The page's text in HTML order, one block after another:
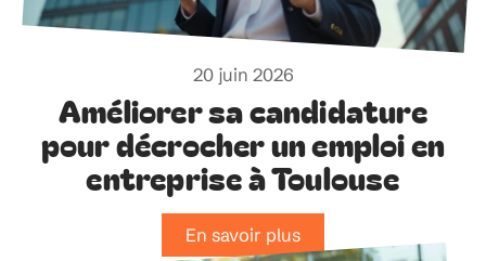
20 juin 2026
Améliorer sa candidature
pour décrocher un emploi en
entreprise à Toulouse
En savoir plus